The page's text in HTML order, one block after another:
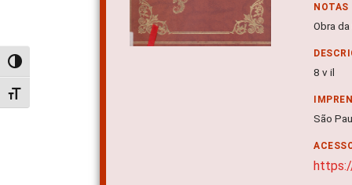
Alternar alto contraste
Alternar tamanho da fonte
NOTAS
Obra
8 v il
São